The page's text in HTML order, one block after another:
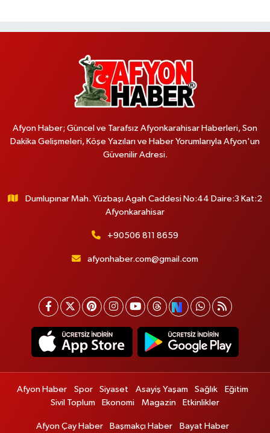
Afyon Haber; Güncel ve Tarafsız Afyonkarahisar Haberleri, Son
Dakika Gelişmeleri, Köşe Yazıları ve Haber Yorumlarıyla Afyon'un
Güvenilir Adresi.
Dumlupınar Mah. Yüzbaşı Agah Caddesi No:44 Daire:3 Kat:2
Afyonkarahisar
+90506 811 8659
afyonhaber.com@gmail.com
Afyon Haber Spor Siyaset Asayiş Yaşam Sağlık
Eğitim
Sivil Toplum
Ekonomi Magazin Etkinlikler
Afyon Çay Haber Başmakçı Haber Bayat Haber